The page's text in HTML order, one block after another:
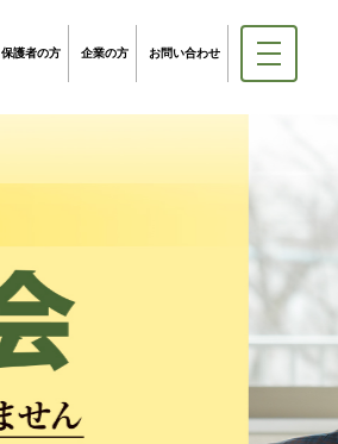
保護者の方 企業の方 お問い合わせ